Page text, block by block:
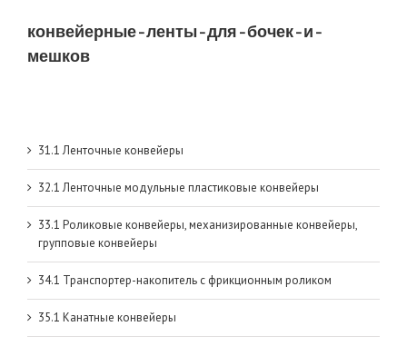
конвейерные-ленты-для-бочек-и-
мешков
31.1 Ленточные конвейеры
32.1 Ленточные модульные пластиковые конвейеры
33.1 Роликовые конвейеры, механизированные конвейеры,
групповые конвейеры
34.1 Транспортер-накопитель с фрикционным роликом
35.1 Канатные конвейеры